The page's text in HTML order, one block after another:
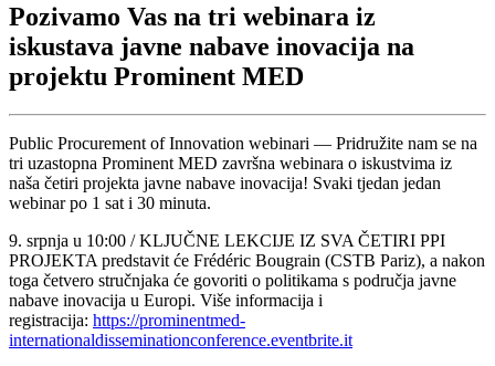
Pozivamo Vas na tri webinara iz
iskustava javne nabave inovacija na
projektu Prominent MED
Public Procurement of Innovation webinari — Pridružite nam se na
tri uzastopna Prominent MED završna webinara o iskustvima iz
naša četiri projekta javne nabave inovacija! Svaki tjedan jedan
webinar po 1 sat i 30 minuta.
9. srpnja u 10:00 / KLJUČNE LEKCIJE IZ SVA ČETIRI PPI
PROJEKTA predstavit će Frédéric Bougrain (CSTB Pariz), a nakon
toga četvero stručnjaka će govoriti o politikama s područja javne
nabave inovacija u Europi. Više informacija i
registracija: https://prominentmed-
internationaldisseminationconference.eventbrite.it